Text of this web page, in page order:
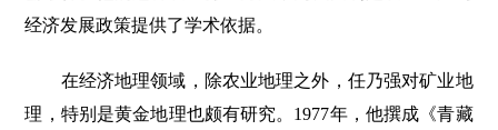
经济发展政策提供了学术依据。
在经济地理领域，除农业地理之外，任乃强对矿业地
理，特别是黄金地理也颇有研究。1977年，他撰成《青藏